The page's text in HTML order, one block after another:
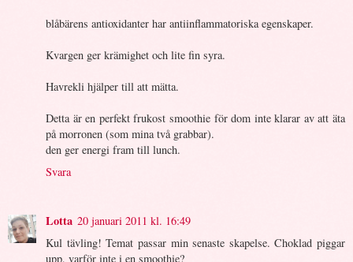
blåbärens antioxidanter har antiinflammatoriska egenskaper.
Kvargen ger krämighet och lite fin syra.
Havrekli hjälper till att mätta.
Detta är en perfekt frukost smoothie för dom inte klarar av att äta
på morronen (som mina två grabbar).
den ger energi fram till lunch.
Svara
Lotta 20 januari 2011 kl. 16:49
Kul tävling! Temat passar min senaste skapelse. Choklad piggar
upp, varför inte i en smoothie?